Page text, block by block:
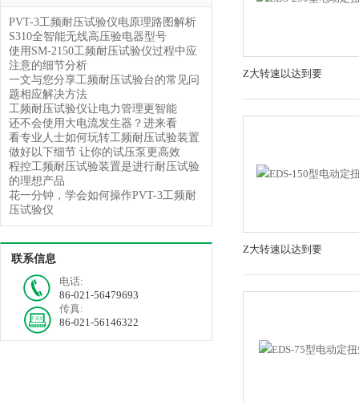
PVT-3工频耐压试验仪电原理路图解析
S310全智能无线高压验电器型号
使用SM-2150工频耐压试验仪过程中应
注意的细节分析
一文与您分享工频耐压试验台的常见问
题相应解决方法
工频耐压试验仪让电力管理更智能
还不会使用大电流发生器？进来看
看专业人士如何玩转工频耐压试验装置
做好以下细节 让你的试压泵更高效
程控工频耐压试验装置是进行耐压试验
的理想产品
花一分钟，学会如何操作PVT-3工频耐
压试验仪
联系信息
电话:
86-021-56479693
传真:
86-021-56146322
Z大转速以达到要
Z大转速以达到要